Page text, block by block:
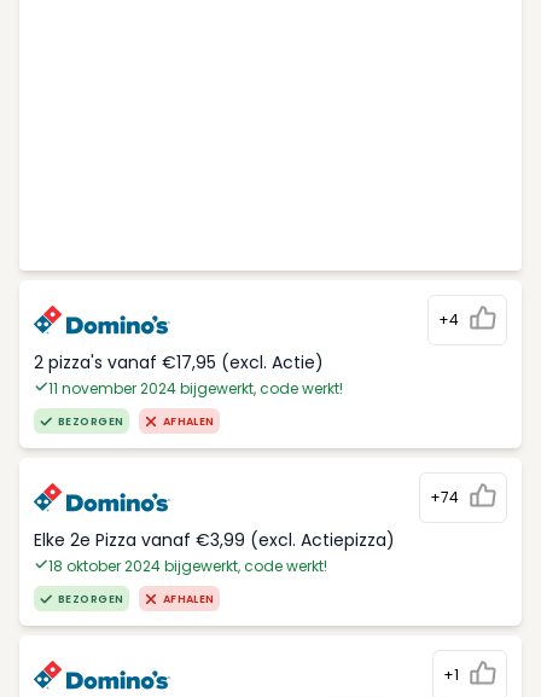
+4
2 pizza's vanaf €17,95 (excl. Actie)
11 november 2024 bijgewerkt, code werkt!
BEZORGEN AFHALEN
+74
Elke 2e Pizza vanaf €3,99 (excl. Actiepizza)
18 oktober 2024 bijgewerkt, code werkt!
BEZORGEN AFHALEN
+1